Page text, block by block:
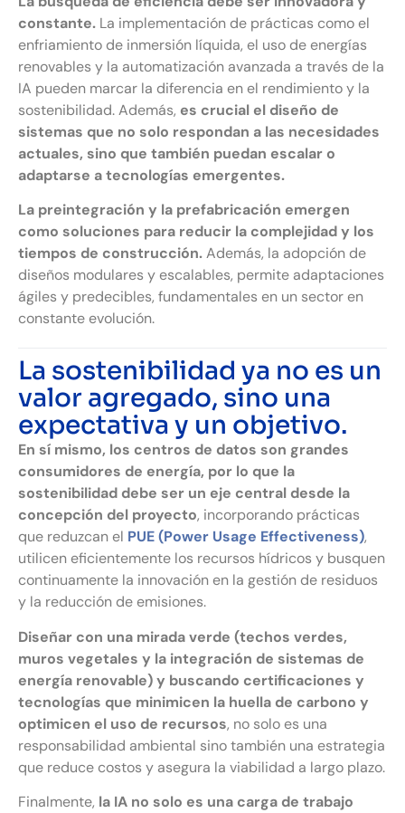
constante. La implementación de prácticas como el
enfriamiento de inmersión líquida, el uso de energías
renovables y la automatización avanzada a través de la
IA pueden marcar la diferencia en el rendimiento y la
sostenibilidad. Además, es crucial el diseño de
sistemas que no solo respondan a las necesidades
actuales, sino que también puedan escalar o
adaptarse a tecnologías emergentes.
La preintegración y la prefabricación emergen
como soluciones para reducir la complejidad y los
tiempos de construcción.Además, la adopción de
diseños modulares y escalables, permite adaptaciones
ágiles y predecibles, fundamentales en un sector en
constante evolución.
La sostenibilidad ya no es un
valor agregado, sino una
expectativa y un objetivo.
En sí mismo, los centros de datos son grandes
consumidores de energía, por lo que la
sostenibilidad debe ser un eje central desde la
concepción del proyecto, incorporando prácticas
que reduzcan el PUE (Power Usage Effectiveness),
utilicen eficientemente los recursos hídricos y busquen
continuamente la innovación en la gestión de residuos
y la reducción de emisiones.
Diseñar con una mirada verde (techos verdes,
muros vegetales y la integración de sistemas de
energía renovable) y buscando certificaciones y
tecnologías que minimicen la huella de carbono y
optimicen el uso de recursos, no solo es una
responsabilidad ambiental sino también una estrategia
que reduce costos y asegura la viabilidad a largo plazo.
Finalmente, la IA no solo es una carga de trabajo